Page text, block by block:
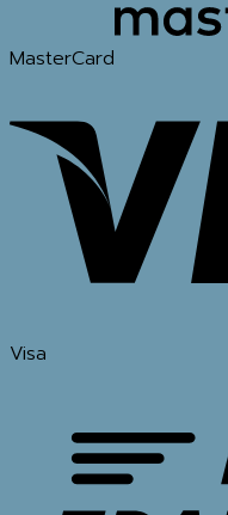
MasterCard
Visa